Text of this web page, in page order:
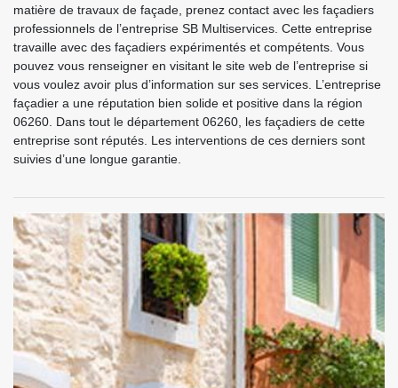
matière de travaux de façade, prenez contact avec les façadiers
professionnels de l’entreprise SB Multiservices. Cette entreprise
travaille avec des façadiers expérimentés et compétents. Vous
pouvez vous renseigner en visitant le site web de l’entreprise si
vous voulez avoir plus d’information sur ses services. L’entreprise
façadier a une réputation bien solide et positive dans la région
06260. Dans tout le département 06260, les façadiers de cette
entreprise sont réputés. Les interventions de ces derniers sont
suivies d’une longue garantie.